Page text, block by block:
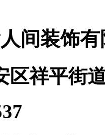
间装饰
区祥平街